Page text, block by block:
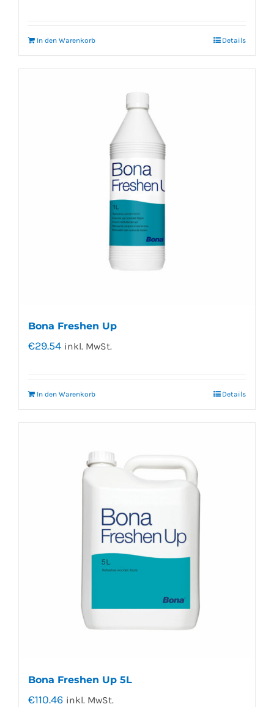
In den Warenkorb Details
Bona Freshen Up
€29.54 inkl. MwSt.
In den Warenkorb Details
Bona Freshen Up 5L
€110.46 inkl. MwSt.